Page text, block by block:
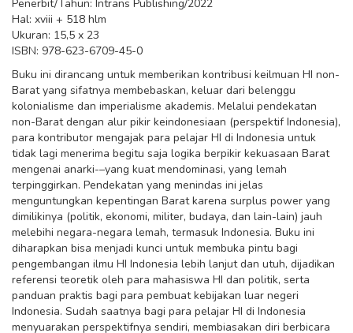
Penerbit/Tahun: Intrans Publishing/2022
Hal: xviii + 518 hlm
Ukuran: 15,5 x 23
ISBN: 978-623-6709-45-0
Buku ini dirancang untuk memberikan kontribusi keilmuan HI non-
Barat yang sifatnya membebaskan, keluar dari belenggu
kolonialisme dan imperialisme akademis. Melalui pendekatan
non-Barat dengan alur pikir keindonesiaan (perspektif Indonesia),
para kontributor mengajak para pelajar HI di Indonesia untuk
tidak lagi menerima begitu saja logika berpikir kekuasaan Barat
mengenai anarki-–yang kuat mendominasi, yang lemah
terpinggirkan. Pendekatan yang menindas ini jelas
menguntungkan kepentingan Barat karena surplus power yang
dimilikinya (politik, ekonomi, militer, budaya, dan lain-lain) jauh
melebihi negara-negara lemah, termasuk Indonesia. Buku ini
diharapkan bisa menjadi kunci untuk membuka pintu bagi
pengembangan ilmu HI Indonesia lebih lanjut dan utuh, dijadikan
referensi teoretik oleh para mahasiswa HI dan politik, serta
panduan praktis bagi para pembuat kebijakan luar negeri
Indonesia. Sudah saatnya bagi para pelajar HI di Indonesia
menyuarakan perspektifnya sendiri, membiasakan diri berbicara